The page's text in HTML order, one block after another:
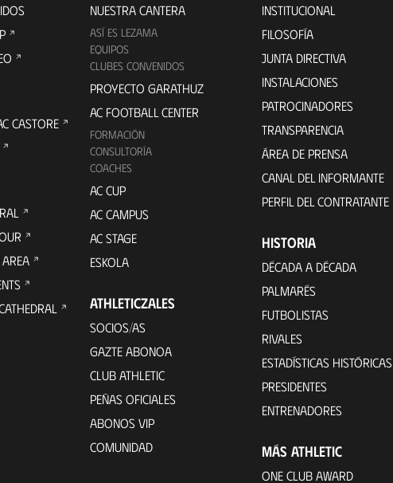
CASTORE
NUESTRA CANTERA
ASÍ ES LEZAMA
EQUIPOS
CLUBES CONVENIDOS
PROYECTO GARATHUZ
AC FOOTBALL CENTER
FORMACIÓN
CONSULTORÍA
COACHES
AC CUP
AC CAMPUS
AC STAGE
ESKOLA
ATHLETICZALES
SOCIOS/AS
GAZTE ABONOA
CLUB ATHLETIC
PEÑAS OFICIALES
ABONOS VIP
COMUNIDAD
INSTITUCIONAL
FILOSOFÍA
JUNTA DIRECTIVA
INSTALACIONES
PATROCINADORES
TRANSPARENCIA
ÁREA DE PRENSA
CANAL DEL INFORMANTE
PERFIL DEL CONTRATANTE
HISTORIA
DÉCADA A DÉCADA
PALMARÉS
FUTBOLISTAS
RIVALES
ESTADÍSTICAS HISTÓRICAS
PRESIDENTES
ENTRENADORES
MÁS ATHLETIC
ONE CLUB AWARD